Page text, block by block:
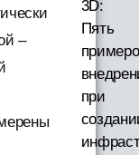
–
3D:
Пять
при